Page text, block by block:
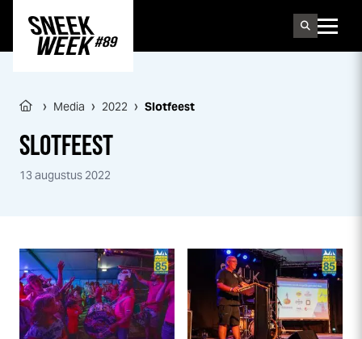
› Media › 2022 › Slotfeest
SLOTFEEST
13 augustus 2022